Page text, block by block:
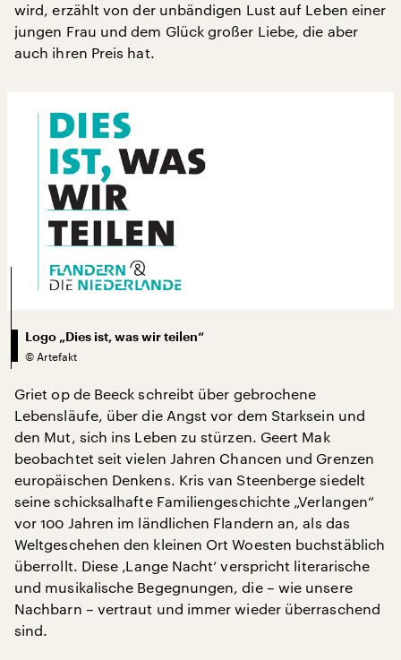
wird, erzählt von der unbändigen Lust auf Leben einer
jungen Frau und dem Glück großer Liebe, die aber
auch ihren Preis hat.
Logo „Dies ist, was wir teilen“
© Artefakt
Griet op de Beeck schreibt über gebrochene
Lebensläufe, über die Angst vor dem Starksein und
den Mut, sich ins Leben zu stürzen. Geert Mak
beobachtet seit vielen Jahren Chancen und Grenzen
europäischen Denkens. Kris van Steenberge siedelt
seine schicksalhafte Familiengeschichte „Verlangen“
vor 100 Jahren im ländlichen Flandern an, als das
Weltgeschehen den kleinen Ort Woesten buchstäblich
überrollt. Diese ‚Lange Nacht‘ verspricht literarische
und musikalische Begegnungen, die – wie unsere
Nachbarn – vertraut und immer wieder überraschend
sind.